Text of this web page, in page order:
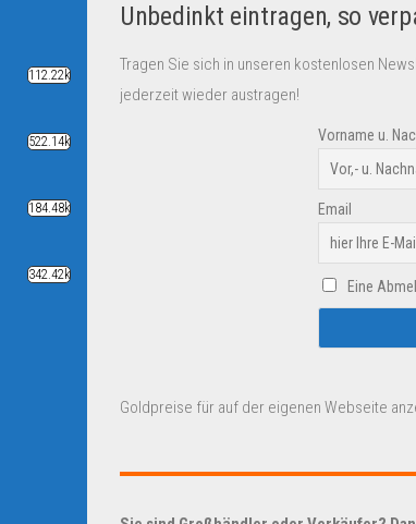
Unbedinkt eintragen, so
Tragen Sie sich in unseren kostenlosen
jederzeit wieder austragen!
Vorname u.
Email
Eine
Goldpreise für auf der eigenen Webseite
112.22k
522.14k
184.48k
342.42k